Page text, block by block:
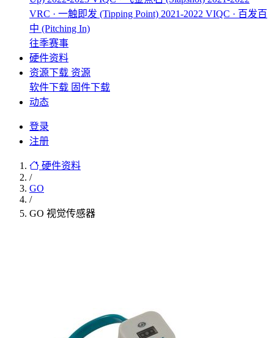
VRC · 一触即发 (Tipping Point) 2021-2022 VIQC · 百发百
中 (Pitching In)
往季赛事
硬件资料
资源下载 资源
软件下载 固件下载
动态
登录
注册
硬件资料
/
GO
/
GO 视觉传感器